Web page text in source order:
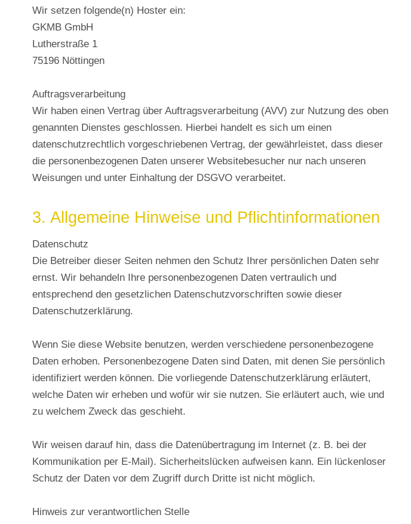
Wir setzen folgende(n) Hoster ein:
GKMB GmbH
Lutherstraße 1
75196 Nöttingen
Auftragsverarbeitung
Wir haben einen Vertrag über Auftragsverarbeitung (AVV) zur Nutzung des oben
genannten Dienstes geschlossen. Hierbei handelt es sich um einen
datenschutzrechtlich vorgeschriebenen Vertrag, der gewährleistet, dass dieser
die personenbezogenen Daten unserer Websitebesucher nur nach unseren
Weisungen und unter Einhaltung der DSGVO verarbeitet.
3. Allgemeine Hinweise und Pflichtinformationen
Datenschutz
Die Betreiber dieser Seiten nehmen den Schutz Ihrer persönlichen Daten sehr
ernst. Wir behandeln Ihre personenbezogenen Daten vertraulich und
entsprechend den gesetzlichen Datenschutzvorschriften sowie dieser
Datenschutzerklärung.
Wenn Sie diese Website benutzen, werden verschiedene personenbezogene
Daten erhoben. Personenbezogene Daten sind Daten, mit denen Sie persönlich
identifiziert werden können. Die vorliegende Datenschutzerklärung erläutert,
welche Daten wir erheben und wofür wir sie nutzen. Sie erläutert auch, wie und
zu welchem Zweck das geschieht.
Wir weisen darauf hin, dass die Datenübertragung im Internet (z. B. bei der
Kommunikation per E-Mail). Sicherheitslücken aufweisen kann. Ein lückenloser
Schutz der Daten vor dem Zugriff durch Dritte ist nicht möglich.
Hinweis zur verantwortlichen Stelle